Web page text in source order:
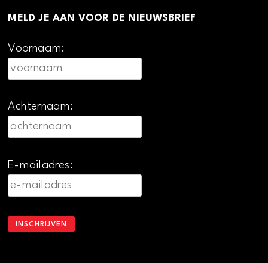
MELD JE AAN VOOR DE NIEUWSBRIEF
Voornaam:
Achternaam:
E-mailadres: